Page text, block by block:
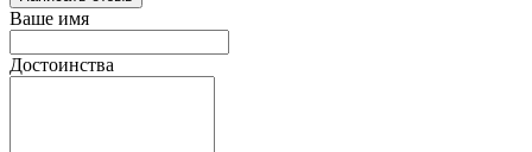
Ваше имя
Достоинства